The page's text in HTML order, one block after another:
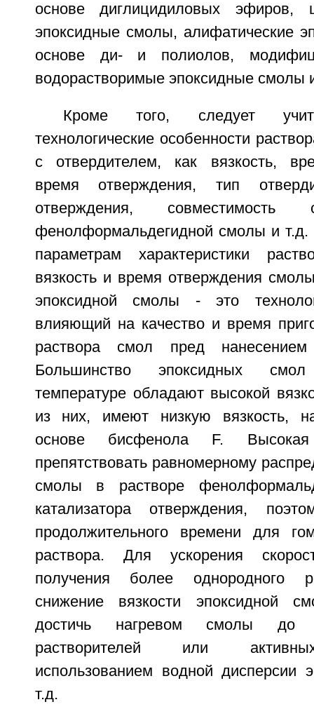
основе диглицидиловых эфиров,
эпоксидные смолы, алифатические
основе ди- и полиолов,
водорастворимые эпоксидные смолы
Кроме того, следует
технологические особенности
с отвердителем, как вязкость,
время отверждения, тип
отверждения, совместимость
фенолформальдегидной смолы и
параметрам характеристики
вязкость и время отверждения
эпоксидной смолы - это
влияющий на качество и время
раствора смол пред
Большинство эпоксидных
температуре обладают высокой
из них, имеют низкую вязкость,
основе бисфенола F.
препятствовать равномерному
смолы в растворе
катализатора отверждения,
продолжительного времени для
раствора. Для ускорения
получения более однородного
снижение вязкости эпоксидной
достичь нагревом смолы до
растворителей или
использованием водной дисперсии
т.д.